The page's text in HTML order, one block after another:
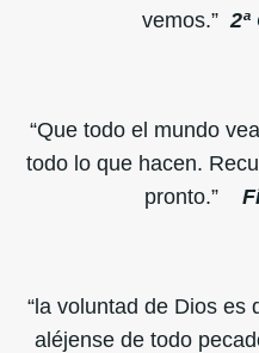
vemos.”
“Que todo el mundo
todo lo que hacen.
pronto.”
“la voluntad de Dios es
aléjense de todo